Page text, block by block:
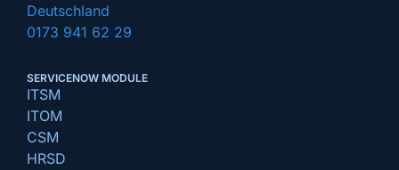
Deutschland
0173 941 62 29
SERVICENOW MODULE
ITSM
ITOM
CSM
HRSD